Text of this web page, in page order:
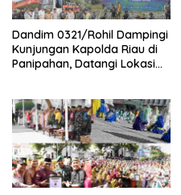
Dandim 0321/Rohil Dampingi
Kunjungan Kapolda Riau di
Panipahan, Datangi Lokasi